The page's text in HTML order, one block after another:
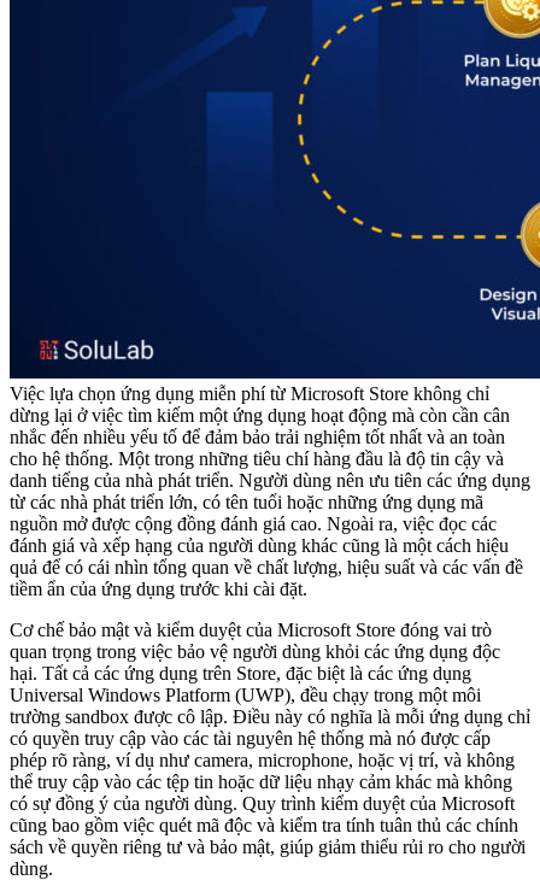
Việc lựa chọn ứng dụng miễn phí từ Microsoft Store không chỉ
dừng lại ở việc tìm kiếm một ứng dụng hoạt động mà còn cần cân
nhắc đến nhiều yếu tố để đảm bảo trải nghiệm tốt nhất và an toàn
cho hệ thống. Một trong những tiêu chí hàng đầu là độ tin cậy và
danh tiếng của nhà phát triển. Người dùng nên ưu tiên các ứng dụng
từ các nhà phát triển lớn, có tên tuổi hoặc những ứng dụng mã
nguồn mở được cộng đồng đánh giá cao. Ngoài ra, việc đọc các
đánh giá và xếp hạng của người dùng khác cũng là một cách hiệu
quả để có cái nhìn tổng quan về chất lượng, hiệu suất và các vấn đề
tiềm ẩn của ứng dụng trước khi cài đặt.
Cơ chế bảo mật và kiểm duyệt của Microsoft Store đóng vai trò
quan trọng trong việc bảo vệ người dùng khỏi các ứng dụng độc
hại. Tất cả các ứng dụng trên Store, đặc biệt là các ứng dụng
Universal Windows Platform (UWP), đều chạy trong một môi
trường sandbox được cô lập. Điều này có nghĩa là mỗi ứng dụng chỉ
có quyền truy cập vào các tài nguyên hệ thống mà nó được cấp
phép rõ ràng, ví dụ như camera, microphone, hoặc vị trí, và không
thể truy cập vào các tệp tin hoặc dữ liệu nhạy cảm khác mà không
có sự đồng ý của người dùng. Quy trình kiểm duyệt của Microsoft
cũng bao gồm việc quét mã độc và kiểm tra tính tuân thủ các chính
sách về quyền riêng tư và bảo mật, giúp giảm thiểu rủi ro cho người
dùng.